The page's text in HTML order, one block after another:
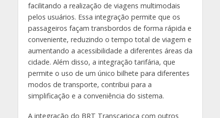
facilitando a realização de viagens multimodais
pelos usuários. Essa integração permite que os
passageiros façam transbordos de forma rápida e
conveniente, reduzindo o tempo total de viagem e
aumentando a acessibilidade a diferentes áreas da
cidade. Além disso, a integração tarifária, que
permite o uso de um único bilhete para diferentes
modos de transporte, contribui para a
simplificação e a conveniência do sistema.
A integração do BRT Transcarioca com outros